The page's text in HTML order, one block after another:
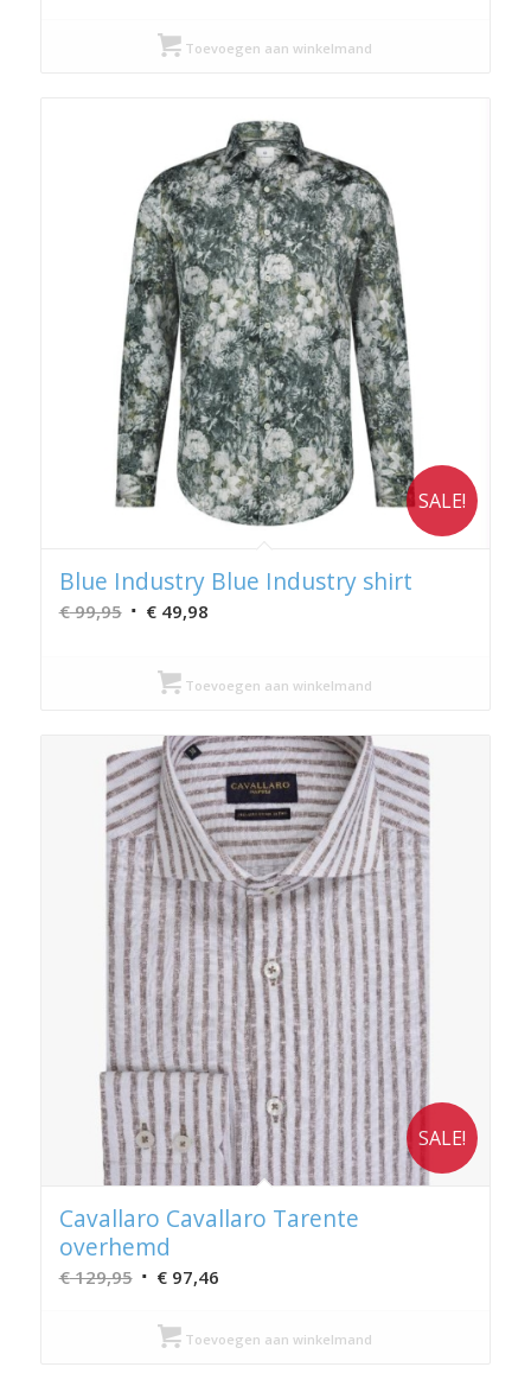
was:
is:
Toevoegen aan winkelmand
SALE!
Blue Industry Blue Industry shirt
€99,95 Oorspronkelijke
was:
€ 99,95.
€49,98Huidige
€ 49,98.
Toevoegen aan winkelmand
SALE!
Cavallaro Cavallaro Tarente
overhemd
€129,95 Oorspronkelijke
was:
€97,46Huidige
Toevoegen aan winkelmand